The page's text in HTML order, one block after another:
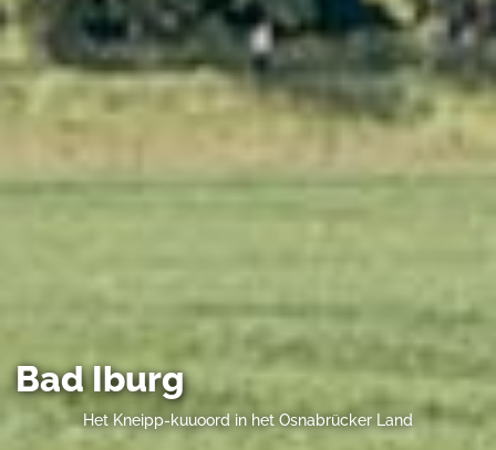
Bad Iburg
Het Kneipp-kuuoord in het Osnabrücker Land